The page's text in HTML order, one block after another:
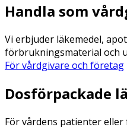
Handla som
Vi erbjuder läkemedel,
förbrukningsmaterial och
För vårdgivare och företag
Dosförpackade
För vårdens patienter